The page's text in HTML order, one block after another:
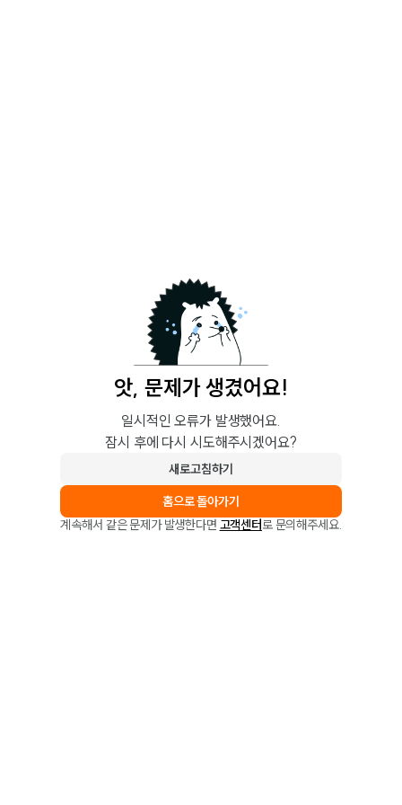
앗, 문제가 생겼어요!
일시적인 오류가 발생했어요.
잠시 후에 다시 시도해주시겠어요?
새로고침하기
홈으로 돌아가기
계속해서 같은 문제가 발생한다면 고객센터로 문의해주세요.